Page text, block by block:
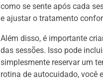
como se sente após cada
e ajustar o tratamento
Além disso, é importante
das sessões. Isso pode
simplesmente reservar um
rotina de autocuidado, você